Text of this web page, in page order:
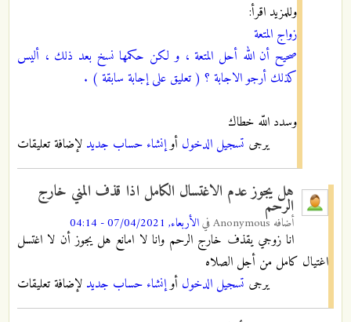
وللمزيد اقرأ:
زواج المتعة
صحيح أن الله أحل المتعة ، و لكن حكمها نسخ بعد ذلك ، أليس
كذلك أرجو الاجابة ؟ ( تعليق على إجابة سابقة ) .
وسدد اللّه خطاك
يرجى تسجيل الدخول أوإنشاء حساب جديد لإضافة تعليقات
هل يجوز عدم الاغتسال الكامل اذا قذف المني خارج
الرحم
أضافه Anonymousفيالأربعاء, 07/04/2021 - 04:14
انا زوجي يقذف خارج الرحم وانا لا امانع هل يجوز أن لا اغتسل
اغتيال كامل من أجل الصلاه
يرجى تسجيل الدخول أوإنشاء حساب جديد لإضافة تعليقات